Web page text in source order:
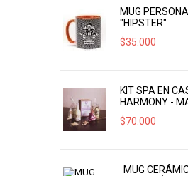
MUG
"HIPSTER"
$35.000
KIT SPA EN
HARMONY -
$70.000
MUG